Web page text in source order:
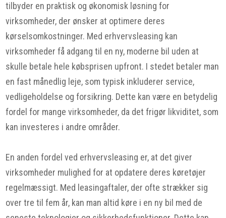
tilbyder en praktisk og økonomisk løsning for
virksomheder, der ønsker at optimere deres
kørselsomkostninger. Med erhvervsleasing kan
virksomheder få adgang til en ny, moderne bil uden at
skulle betale hele købsprisen upfront. I stedet betaler man
en fast månedlig leje, som typisk inkluderer service,
vedligeholdelse og forsikring. Dette kan være en betydelig
fordel for mange virksomheder, da det frigør likviditet, som
kan investeres i andre områder.
En anden fordel ved erhvervsleasing er, at det giver
virksomheder mulighed for at opdatere deres køretøjer
regelmæssigt. Med leasingaftaler, der ofte strækker sig
over tre til fem år, kan man altid køre i en ny bil med de